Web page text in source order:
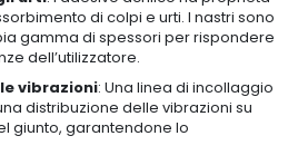
di colpi e urti. I nastri sono
gamma di spessori per rispondere
dell’utilizzatore.
vibrazioni: Una linea di incollaggio
distribuzione delle vibrazioni su
giunto, garantendone lo